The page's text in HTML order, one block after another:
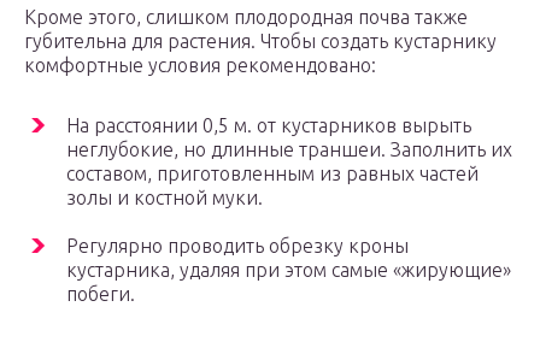
Кроме этого, слишком плодородная почва также
губительна для растения. Чтобы создать кустарнику
комфортные условия рекомендовано:
На расстоянии 0,5 м. от кустарников вырыть
неглубокие, но длинные траншеи. Заполнить их
составом, приготовленным из равных частей
золы и костной муки.
Регулярно проводить обрезку кроны
кустарника, удаляя при этом самые «жирующие»
побеги.